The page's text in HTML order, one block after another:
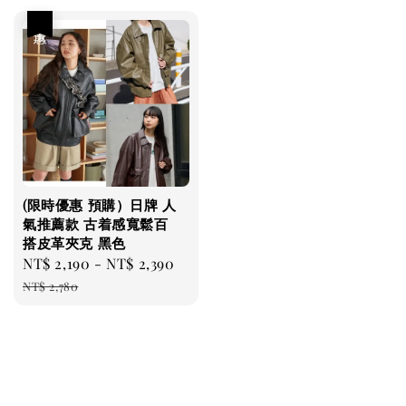
(限時優惠 預購）日牌 人
氣推薦款 古着感寬鬆百
搭皮革夾克 黑色
Sale
price
NT$ 2,190 -NT$ 2,390
NT$ 2,780